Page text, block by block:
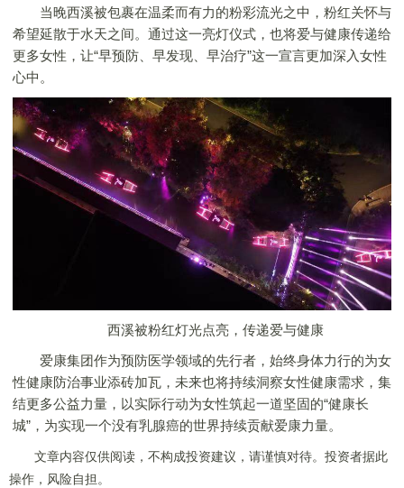
当晚西溪被包裹在温柔而有力的粉彩流光之中，粉红关怀与
希望延散于水天之间。通过这一亮灯仪式，也将爱与健康传递给
更多女性，让“早预防、早发现、早治疗”这一宣言更加深入女性
心中。
西溪被粉红灯光点亮，传递爱与健康
爱康集团作为预防医学领域的先行者，始终身体力行的为女
性健康防治事业添砖加瓦，未来也将持续洞察女性健康需求，集
结更多公益力量，以实际行动为女性筑起一道坚固的“健康长
城”，为实现一个没有乳腺癌的世界持续贡献爱康力量。
文章内容仅供阅读，不构成投资建议，请谨慎对待。投资者据此
操作，风险自担。